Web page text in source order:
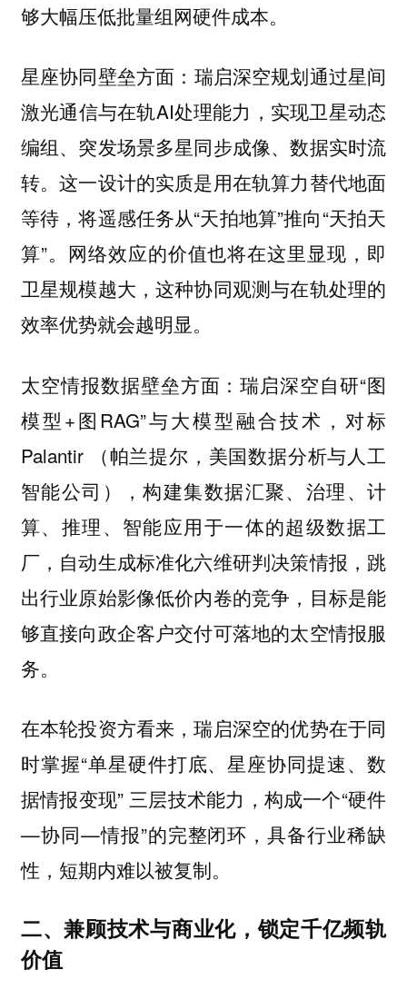
够大幅压低批量组网硬件成本。
星座协同壁垒方面： 瑞启深空规划通过星间
激光通信与在轨AI处理能力，实现卫星动态
编组、突发场景多星同步成像、数据实时流
转。这一设计的实质是用在轨算力替代地面
等待，将遥感任务从“天拍地算”推向“天拍天
算”。网络效应的价值也将在这里显现，即
卫星规模越大，这种协同观测与在轨处理的
效率优势就会越明显。
太空情报数据壁垒方面：瑞启深空自研“图
模型+图RAG”与大模型融合技术，对标
Palantir （帕兰提尔，美国数据分析与人工
智能公司），构建集数据汇聚、治理、计
算、推理、智能应用于一体的超级数据工
厂，自动生成标准化六维研判决策情报，跳
出行业原始影像低价内卷的竞争，目标是能
够直接向政企客户交付可落地的太空情报服
务。
在本轮投资方看来，瑞启深空的优势在于同
时掌握“单星硬件打底、星座协同提速、数
据情报变现” 三层技术能力，构成一个“硬件
—协同—情报”的完整闭环，具备行业稀缺
性，短期内难以被复制。
二、兼顾技术与商业化，锁定千亿频轨
价值